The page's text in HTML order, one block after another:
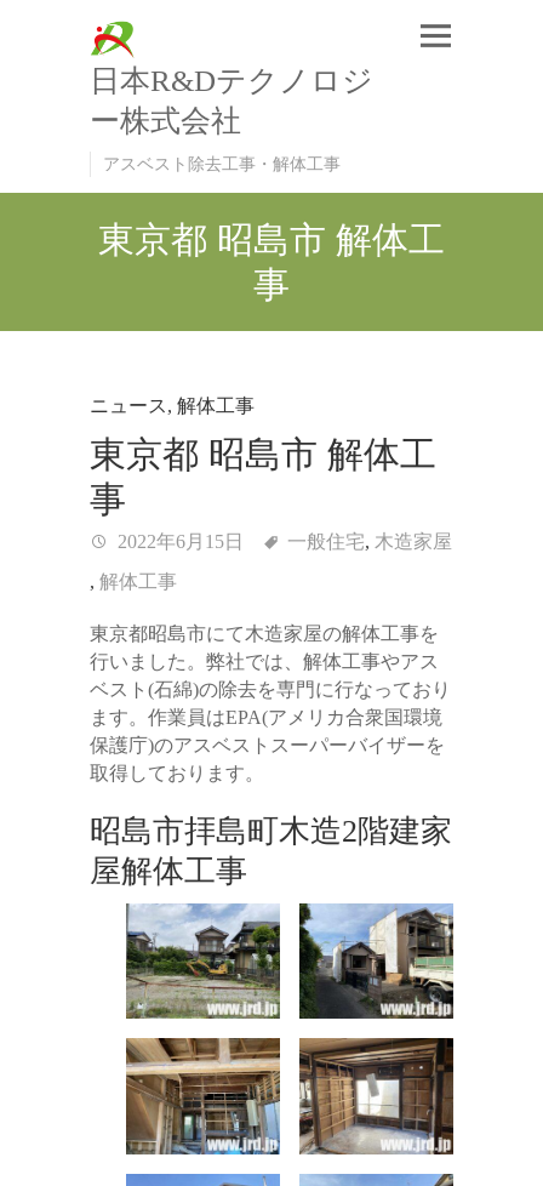
日本R&Dテクノロジ
ー株式会社
アスベスト除去工事・解体工事
東京都 昭島市 解体工
事
ニュース, 解体工事
東京都 昭島市 解体工
事
2022年6月15日 一般住宅, 木造家屋
, 解体工事
東京都昭島市にて木造家屋の解体工事を
行いました。弊社では、解体工事やアス
ベスト(石綿)の除去を専門に行なっており
ます。作業員はEPA(アメリカ合衆国環境
保護庁)のアスベストスーパーバイザーを
取得しております。
昭島市拝島町木造2階建家
屋解体工事